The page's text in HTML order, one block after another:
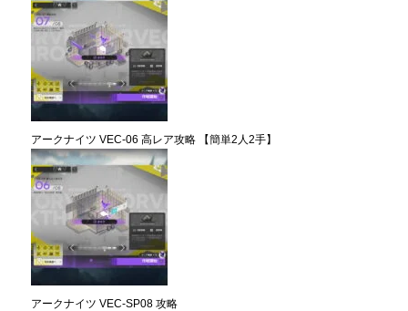
アークナイツ VEC-06 高レア攻略 【簡単2人2手】
アークナイツ VEC-SP08 攻略